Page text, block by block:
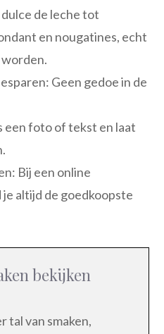
de leche tot
en nougatines, echt
Geen gedoe in de
een foto of tekst en laat
Bij een online
altijd de goedkoopste
bekijken
tal van smaken,